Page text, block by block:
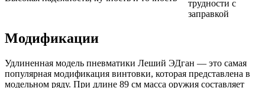
трудности с
заправкой
Модификации
Удлиненная модель пневматики Леший ЭДган — это самая
популярная модификация винтовки, которая представлена в
модельном ряду. При длине 89 см масса оружия составляет